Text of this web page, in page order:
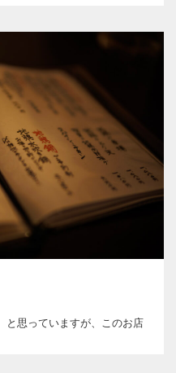
と思っていますが、このお店